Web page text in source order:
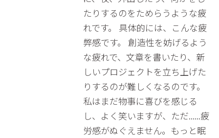
たりするのをためらうような疲
れです。 具体的には、こんな疲
弊感です。 創造性を妨げるよう
な疲れで、文章を書いたり、新
しいプロジェクトを立ち上げた
りするのが難しくなるのです。
私はまだ物事に喜びを感じる
し、よく笑いますが、ただ......疲
労感がぬぐえません。もっと眠